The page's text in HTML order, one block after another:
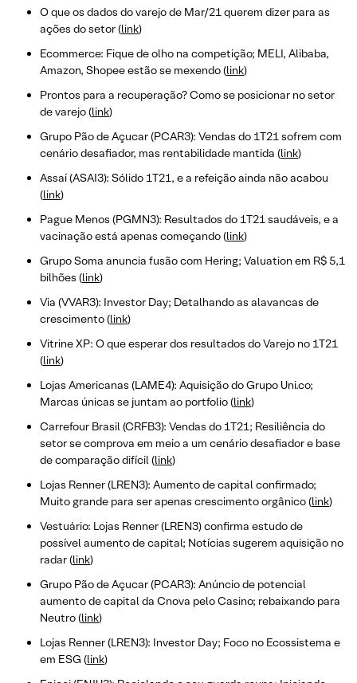
O que os dados do varejo de Mar/21 querem dizer para as
ações do setor (link)
Ecommerce: Fique de olho na competição; MELI, Alibaba,
Amazon, Shopee estão se mexendo (link)
Prontos para a recuperação? Como se posicionar no setor
de varejo (link)
Grupo Pão de Açucar (PCAR3): Vendas do 1T21 sofrem com
cenário desafiador, mas rentabilidade mantida (link)
Assaí (ASAI3): Sólido 1T21, e a refeição ainda não acabou
(link)
Pague Menos (PGMN3): Resultados do 1T21 saudáveis, e a
vacinação está apenas começando (link)
Grupo Soma anuncia fusão com Hering; Valuation em R$ 5,1
bilhões (link)
Via (VVAR3): Investor Day; Detalhando as alavancas de
crescimento (link)
Vitrine XP: O que esperar dos resultados do Varejo no 1T21
(link)
Lojas Americanas (LAME4): Aquisição do Grupo Uni.co;
Marcas únicas se juntam ao portfolio (link)
Carrefour Brasil (CRFB3): Vendas do 1T21; Resiliência do
setor se comprova em meio a um cenário desafiador e base
de comparação difícil (link)
Lojas Renner (LREN3): Aumento de capital confirmado;
Muito grande para ser apenas crescimento orgânico (link)
Vestuário: Lojas Renner (LREN3) confirma estudo de
possível aumento de capital; Notícias sugerem aquisição no
radar (link)
Grupo Pão de Açucar (PCAR3): Anúncio de potencial
aumento de capital da Cnova pelo Casino; rebaixando para
Neutro (link)
Lojas Renner (LREN3): Investor Day; Foco no Ecossistema e
em ESG (link)